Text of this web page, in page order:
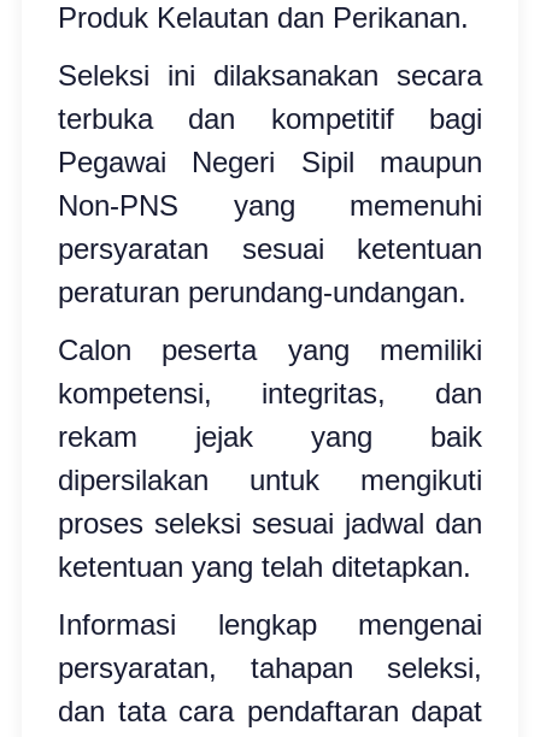
Produk Kelautan dan Perikanan.
Seleksi ini dilaksanakan secara
terbuka dan kompetitif bagi
Pegawai Negeri Sipil maupun
Non-PNS yang memenuhi
persyaratan sesuai ketentuan
peraturan perundang-undangan.
Calon peserta yang memiliki
kompetensi, integritas, dan
rekam jejak yang baik
dipersilakan untuk mengikuti
proses seleksi sesuai jadwal dan
ketentuan yang telah ditetapkan.
Informasi lengkap mengenai
persyaratan, tahapan seleksi,
dan tata cara pendaftaran dapat